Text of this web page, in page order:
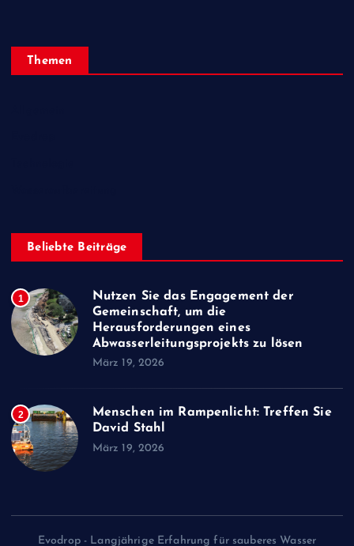
Themen
Beliebte Beiträge
1
Nutzen Sie das Engagement der
Gemeinschaft, um die
Herausforderungen eines
Abwasserleitungsprojekts zu lösen
März 19, 2026
2
Menschen im Rampenlicht: Treffen Sie
David Stahl
März 19, 2026
Evodrop - Langjährige Erfahrung für sauberes Wasser